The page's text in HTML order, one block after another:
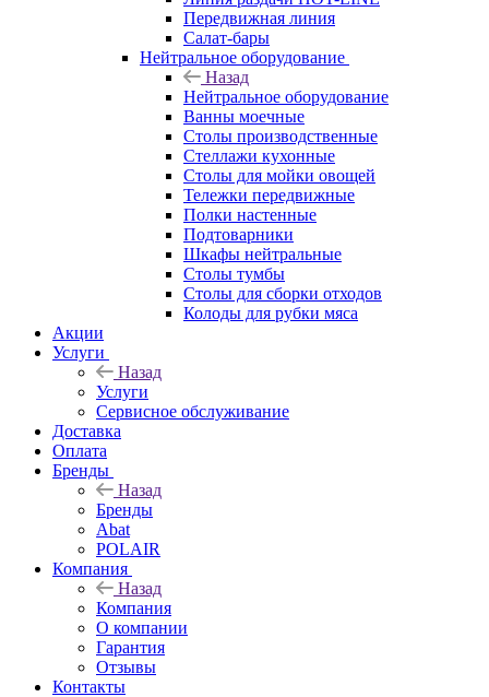
Передвижная линия
Салат-бары
Нейтральное оборудование
Назад
Нейтральное оборудование
Ванны моечные
Столы производственные
Стеллажи кухонные
Столы для мойки овощей
Тележки передвижные
Полки настенные
Подтоварники
Шкафы нейтральные
Столы тумбы
Столы для сборки отходов
Колоды для рубки мяса
Акции
Услуги
Назад
Услуги
Сервисное обслуживание
Доставка
Оплата
Бренды
Назад
Бренды
Abat
POLAIR
Компания
Назад
Компания
О компании
Гарантия
Отзывы
Контакты